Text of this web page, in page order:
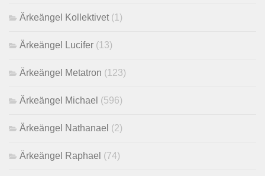
Ärkeängel Kollektivet (1)
Ärkeängel Lucifer (13)
Ärkeängel Metatron (123)
Ärkeängel Michael (596)
Ärkeängel Nathanael (2)
Ärkeängel Raphael (74)